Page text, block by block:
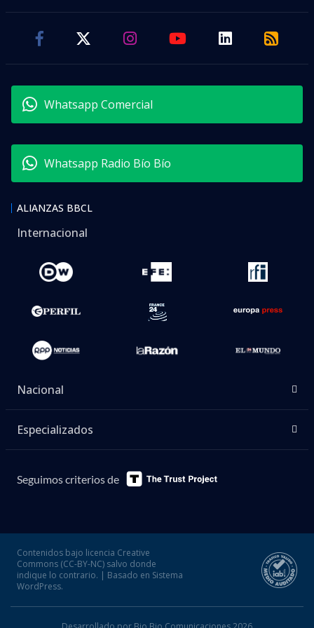
Whatsapp Comercial
Whatsapp Radio Bío Bío
ALIANZAS BBCL
Internacional
Nacional
Especializados
Seguimos criterios de
Contenidos bajo licencia Creative
Commons (CC-BY-NC) salvo donde
indique lo contrario. | Basado en Sistema
WordPress.